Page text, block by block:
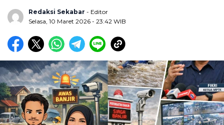
Redaksi Sekabar - Editor
Selasa, 10 Maret 2026 - 23:42 WIB